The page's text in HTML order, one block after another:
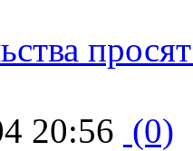
20:56 (0)